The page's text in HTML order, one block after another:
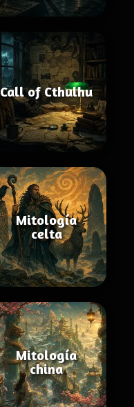
Call of Cthulhu
Mitología
celta
Mitología
china